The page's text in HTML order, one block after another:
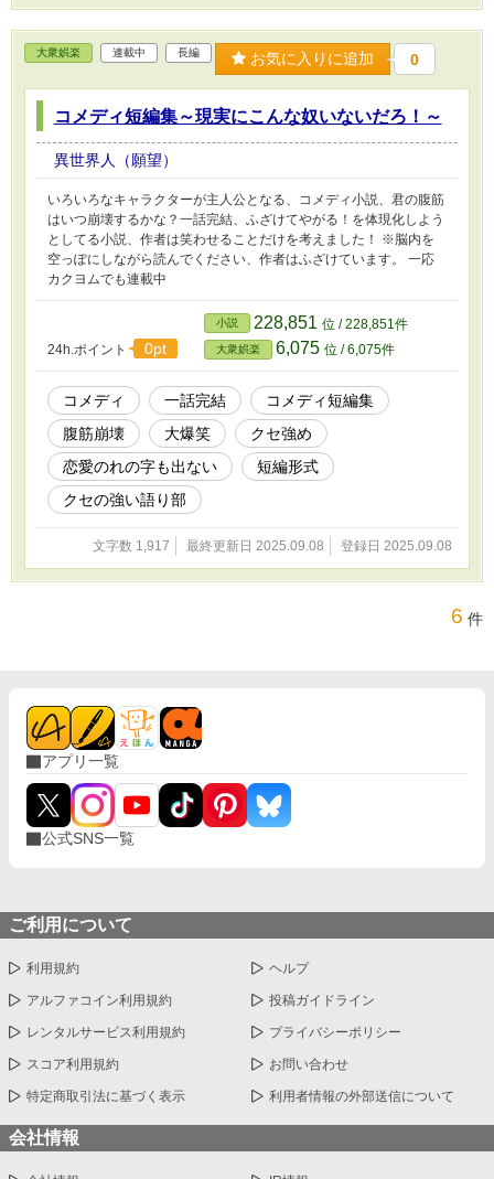
大衆娯楽 連載中 長編 お気に入りに追加 0
コメディ短編集～現実にこんな奴いないだろ！～
異世界人（願望）
いろいろなキャラクターが主人公となる、コメディ小説、君の腹筋
はいつ崩壊するかな？一話完結、ふざけてやがる！を体現化しよう
としてる小説、作者は笑わせることだけを考えました！ ※脳内を
空っぽにしながら読んでください、作者はふざけています。 一応
カクヨムでも連載中
24h.ポイント 0pt
小説 228,851 位 / 228,851件
大衆娯楽 6,075 位 / 6,075件
コメディ 一話完結
コメディ短編集
腹筋崩壊
大爆笑
クセ強め
恋愛のれの字も出ない
短編形式
クセの強い語り部
文字数 1,917 最終更新日 2025.09.08 登録日 2025.09.08
6 件
アプリ一覧
公式SNS一覧
ご利用について
利用規約 ヘルプ
アルファコイン利用規約 投稿ガイドライン
レンタルサービス利用規約 プライバシーポリシー
スコア利用規約 お問い合わせ
特定商取引法に基づく表示 利用者情報の外部送信について
会社情報